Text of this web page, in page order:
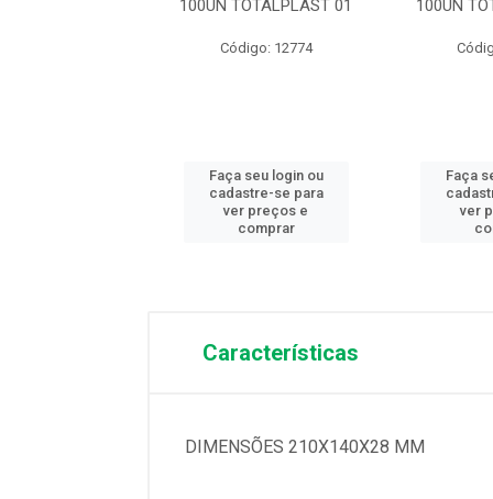
100UN TOTALPLAST 01
Código: 12774
Faça seu login ou
cadastre-se para
ver preços e
comprar
100UN
Faça
ver
Características
DIMENSÕES 210X140X28 MM